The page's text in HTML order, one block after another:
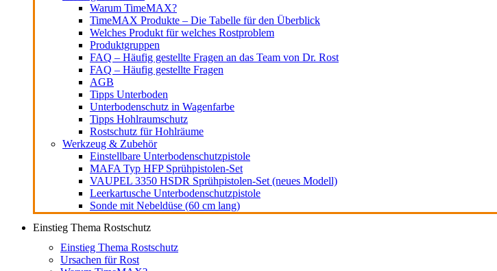
Warum TimeMAX?
TimeMAX Produkte – Die Tabelle für den Überblick
Welches Produkt für welches Rostproblem
Produktgruppen
FAQ – Häufig gestellte Fragen an das Team von Dr. Rost
FAQ – Häufig gestellte Fragen
AGB
Tipps Unterboden
Unterbodenschutz in Wagenfarbe
Tipps Hohlraumschutz
Rostschutz für Hohlräume
Werkzeug & Zubehör
Einstellbare Unterbodenschutzpistole
MAFA Typ HFP Sprühpistolen-Set
VAUPEL 3350 HSDR Sprühpistolen-Set (neues Modell)
Leerkartusche Unterbodenschutzpistole
Sonde mit Nebeldüse (60 cm lang)
Einstieg Thema Rostschutz
Einstieg Thema Rostschutz
Ursachen für Rost